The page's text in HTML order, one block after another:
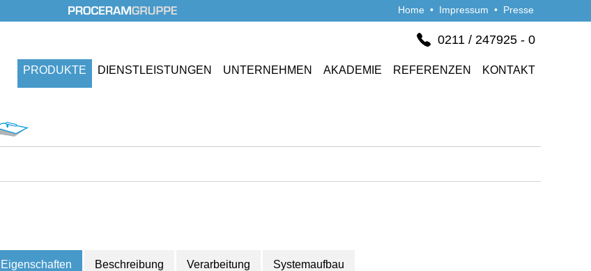
Home • Impressum • Presse
0211 / 247925 - 0
PRODUKTE DIENSTLEISTUNGEN UNTERNEHMEN AKADEMIE REFERENZEN KONTAKT
Eigenschaften Beschreibung Verarbeitung Systemaufbau